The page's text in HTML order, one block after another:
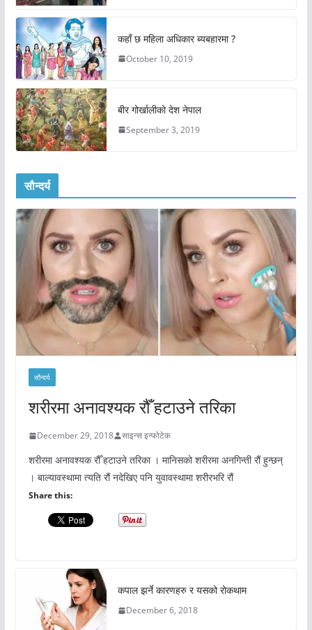
कहाँ छ महिला अधिकार ब्यबहारमा ?
October 10, 2019
बीर गोर्खालीको देश नेपाल
September 3, 2019
सौन्दर्य
सौन्दर्य
शरीरमा अनावश्यक रौँ हटाउने तरिका
December 29, 2018 साइन्स इन्फोटेक
शरीरमा अनावश्यक रौँ हटाउने तरिका । मानिसको शरीरमा अनगिन्ती रौं हुन्छन्
। बाल्यावस्थामा त्यति रौं नदेखिए पनि युवावस्थामा शरीरभरि रौं
Share this:
कपाल झर्ने कारणहरु र यसको रोकथाम
December 6, 2018